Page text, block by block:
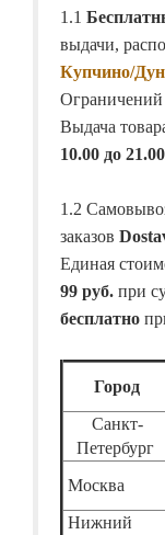
1.1
выдачи,
Купчино/
Ограничений
Выдача
10.00 до 21.00
1.2
заказов
Единая
99 руб. при
бесплатно
Город
Санкт-
Петербург
Москва
Нижний